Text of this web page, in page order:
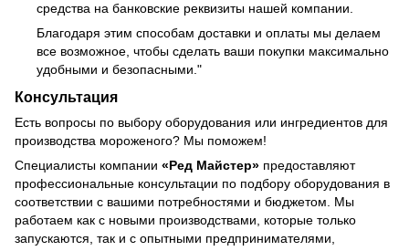
средства на банковские реквизиты нашей компании.
Благодаря этим способам доставки и оплаты мы делаем
все возможное, чтобы сделать ваши покупки максимально
удобными и безопасными."
Консультация
Есть вопросы по выбору оборудования или ингредиентов для
производства мороженого? Мы поможем!
Специалисты компании «Ред Майстер» предоставляют
профессиональные консультации по подбору оборудования в
соответствии с вашими потребностями и бюджетом. Мы
работаем как с новыми производствами, которые только
запускаются, так и с опытными предпринимателями,